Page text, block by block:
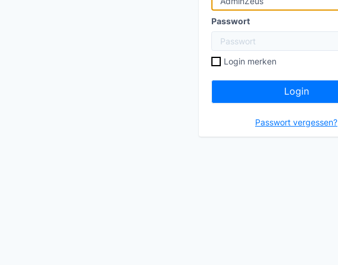
Passwort
Login merken
Login
Passwort vergessen?